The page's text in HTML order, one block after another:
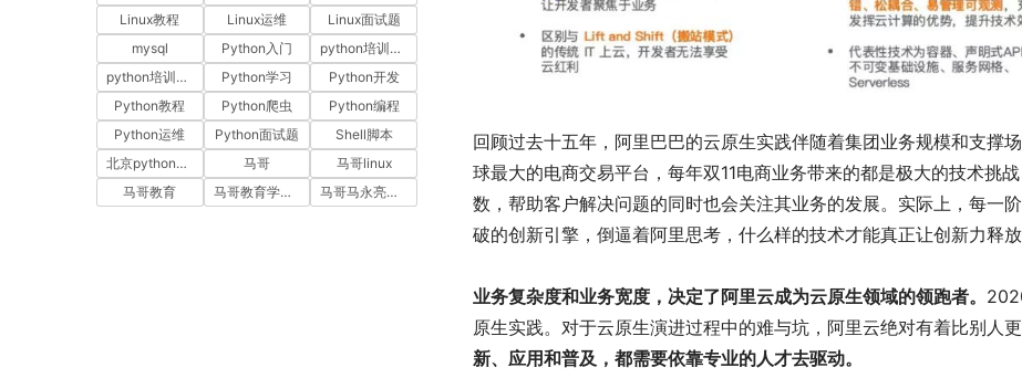
回顾过去十五年，阿里巴巴的云原生实践伴随着集团业务规模和支撑
球最大的电商交易平台，每年双11电商业务带来的都是极大的技术挑
数，帮助客户解决问题的同时也会关注其业务的发展。实际上，每一
破的创新引擎，倒逼着阿里思考，什么样的技术才能真正让创新力释放
业务复杂度和业务宽度，决定了阿里云成为云原生领域的领跑者。
原生实践。对于云原生演进过程中的难与坑，阿里云绝对有着比别人
新、应用和普及，都需要依靠专业的人才去驱动。
Linux教程
Linux运维
Linux面试题
mysql
Python入门
python培训哪家好
python培训排名
Python学习
Python开发
Python教程
Python爬虫
Python编程
Python运维
Python面试题
Shell脚本
北京python培训
马哥
马哥linux
马哥教育
马哥教育学员故事 马哥马永亮，马哥linux讲师，马哥教育ceo